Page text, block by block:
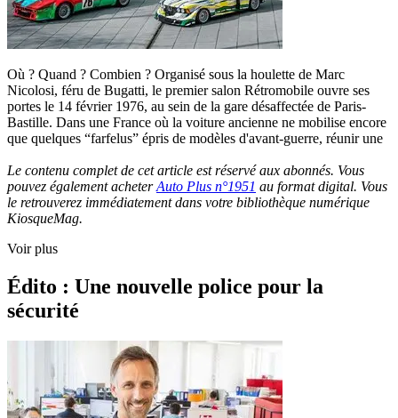
Où ? Quand ? Combien ? Organisé sous la houlette de Marc
Nicolosi, féru de Bugatti, le premier salon Rétromobile ouvre ses
portes le 14 février 1976, au sein de la gare désaffectée de Paris-
Bastille. Dans une France où la voiture ancienne ne mobilise encore
que quelques “farfelus” épris de modèles d'avant-guerre, réunir une
Le contenu complet de cet article est réservé aux abonnés. Vous
pouvez également acheterAuto Plus n°1951 au format digital. Vous
le retrouverez immédiatement dans votre bibliothèque numérique
KiosqueMag.
Voir plus
Édito : Une nouvelle police pour la
sécurité